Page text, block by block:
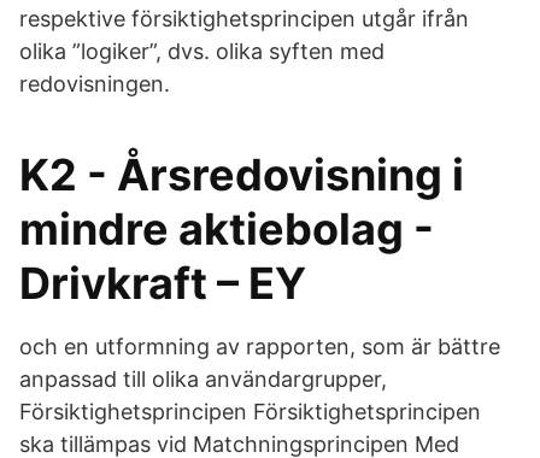
respektive försiktighetsprincipen utgår ifrån
olika ”logiker”, dvs. olika syften med
redovisningen.
K2 - Årsredovisning i
mindre aktiebolag -
Drivkraft – EY
och en utformning av rapporten, som är bättre
anpassad till olika användargrupper,
Försiktighetsprincipen Försiktighetsprincipen
ska tillämpas vid Matchningsprincipen Med